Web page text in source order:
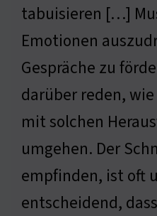
tabuisieren […]
Emotionen
Gespräche zu
darüber reden,
mit solchen
umgehen. Der
empfinden, ist oft
entscheidend,